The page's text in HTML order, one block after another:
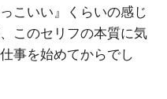
こいい』くらいの感じ
このセリフの本質に気
事を始めてからでし